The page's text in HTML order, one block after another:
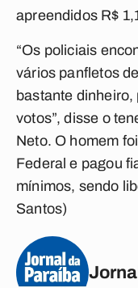
apreendidos R$
“Os policiais
vários panfletos
bastante
votos”, disse o
Neto. O homem
Federal e pagou
mínimos, sendo
Santos)